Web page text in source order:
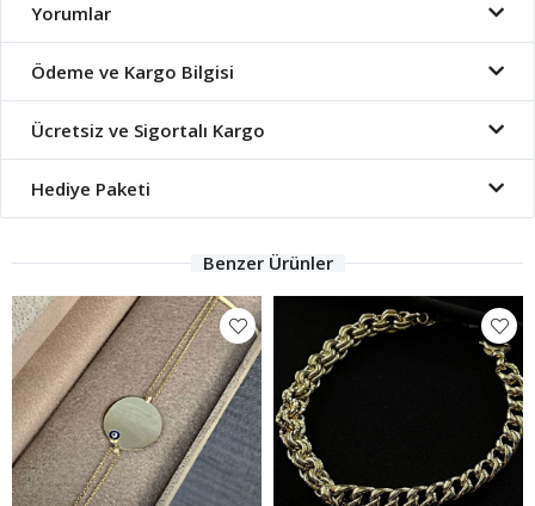
Yorumlar
Ödeme ve Kargo Bilgisi
Ücretsiz ve Sigortalı Kargo
Hediye Paketi
Benzer Ürünler